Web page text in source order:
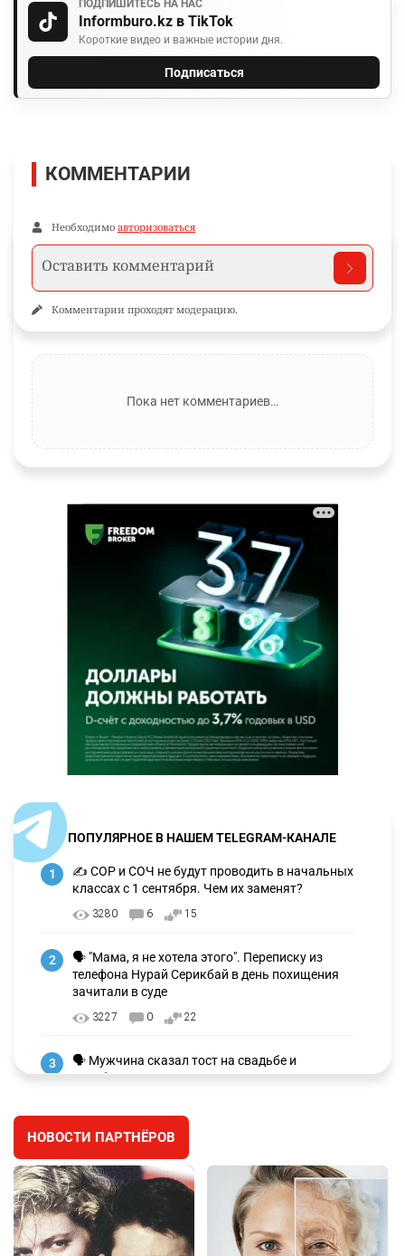
ПОДПИШИТЕСЬ НА НАС
Informburo.kz в TikTok
Короткие видео и важные истории дня.
Подписаться
КОММЕНТАРИИ
Необходимо авторизоваться
Комментарии проходят модерацию.
Пока нет комментариев…
ПОПУЛЯРНОЕ В НАШЕМ TELEGRAM-КАНАЛЕ
1
✍️ СОР и СОЧ не будут проводить в начальных
классах с 1 сентября. Чем их заменят?
3280 6 15
2
🗣 "Мама, я не хотела этого". Переписку из
телефона Нурай Серикбай в день похищения
зачитали в суде
3227 0 22
3
🗣 Мужчина сказал тост на свадьбе и
заработал уголовное дело
🐏 Скота больше, а мясо дороже. Почему в
Казахстане продолжают расти цены на
баранину и конину
2675
5 ⚠️ Доброе утро, друзья! Предлагаем обзор
НОВОСТИ ПАРТНЁРОВ